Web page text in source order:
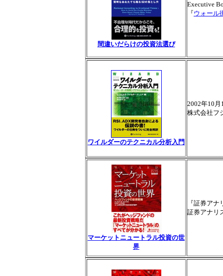
間違いだらけの投資法選び
Executive
『ウォール
ワイルダーのテクニカル分析入門
2002年10
株式会社フ
マーケットニュートラル投資の世
界
『証券ア
証券アナリ